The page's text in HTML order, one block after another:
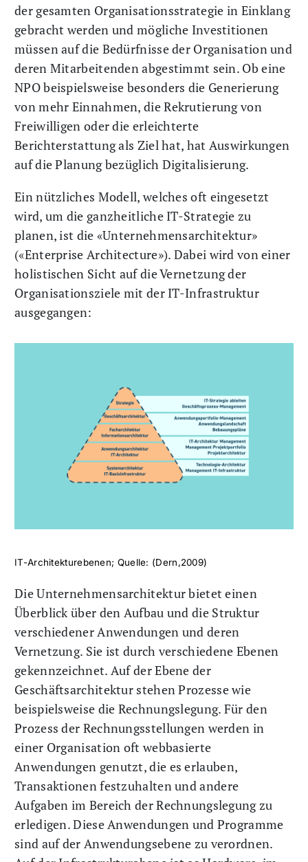
der gesamten Organisationsstrategie in Einklang
gebracht werden und mögliche Investitionen
müssen auf die Bedürfnisse der Organisation und
deren Mitarbeitenden abgestimmt sein. Ob eine
NPO beispielsweise besonders die Generierung
von mehr Einnahmen, die Rekrutierung von
Freiwilligen oder die erleichterte
Berichterstattung als Ziel hat, hat Auswirkungen
auf die Planung bezüglich Digitalisierung.
Ein nützliches Modell, welches oft eingesetzt
wird, um die ganzheitliche IT-Strategie zu
planen, ist die «Unternehmensarchitektur»
(«Enterprise Architecture»). Dabei wird von einer
holistischen Sicht auf die Vernetzung der
Organisationsziele mit der IT-Infrastruktur
ausgegangen:
IT-Architekturebenen; Quelle: (Dern,2009)
Die Unternehmensarchitektur bietet einen
Überblick über den Aufbau und die Struktur
verschiedener Anwendungen und deren
Vernetzung. Sie ist durch verschiedene Ebenen
gekennzeichnet. Auf der Ebene der
Geschäftsarchitektur stehen Prozesse wie
beispielsweise die Rechnungslegung. Für den
Prozess der Rechnungsstellungen werden in
einer Organisation oft webbasierte
Anwendungen genutzt, die es erlauben,
Transaktionen festzuhalten und andere
Aufgaben im Bereich der Rechnungslegung zu
erledigen. Diese Anwendungen und Programme
sind auf der Anwendungsebene zu verordnen.